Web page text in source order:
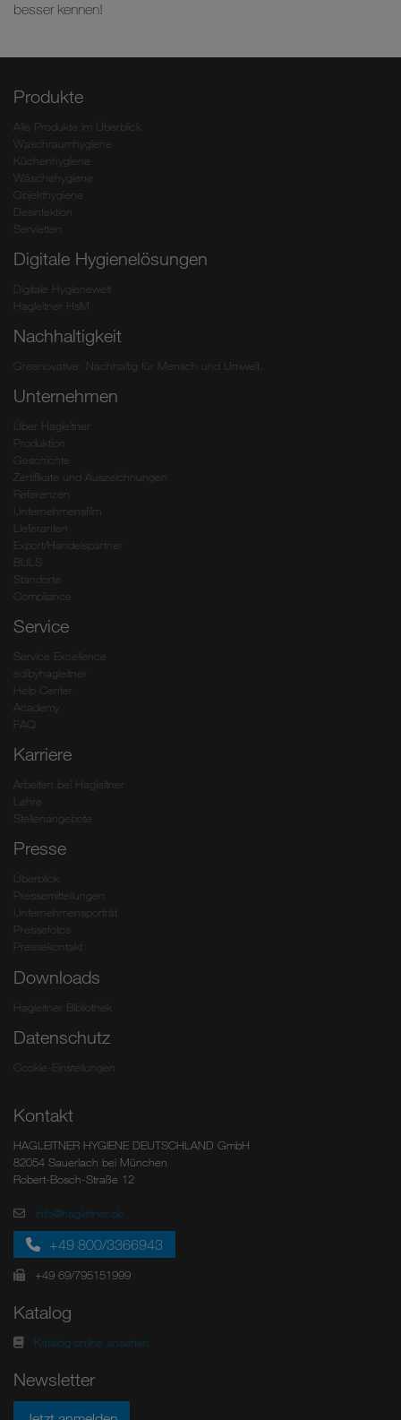
besser kennen!
Produkte
Alle Produkte im Überblick
Waschraumhygiene
Küchenhygiene
Wäschehygiene
Objekthygiene
Desinfektion
Servietten
Digitale Hygienelösungen
Digitale Hygienewelt
Hagleitner HsM
Nachhaltigkeit
Greenovative: Nachhaltig für Mensch und Umwelt.
Unternehmen
Über Hagleitner
Produktion
Geschichte
Zertifikate und Auszeichnungen
Referenzen
Unternehmensfilm
Lieferanten
Export/Handelspartner
BULS
Standorte
Compliance
Service
Service Excellence
edibyhagleitner
Help Center
Academy
FAQ
Karriere
Arbeiten bei Hagleitner
Lehre
Stellenangebote
Presse
Überblick
Pressemitteilungen
Unternehmensporträt
Pressefotos
Pressekontakt
Downloads
Hagleitner Bibliothek
Datenschutz
Cookie-Einstellungen
Kontakt
HAGLEITNER HYGIENE DEUTSCHLAND GmbH
82054 Sauerlach bei München
Robert-Bosch-Straße 12
info@hagleitner.de
+49 800/3366943
+49 69/795151999
Katalog
Katalog online ansehen
Newsletter